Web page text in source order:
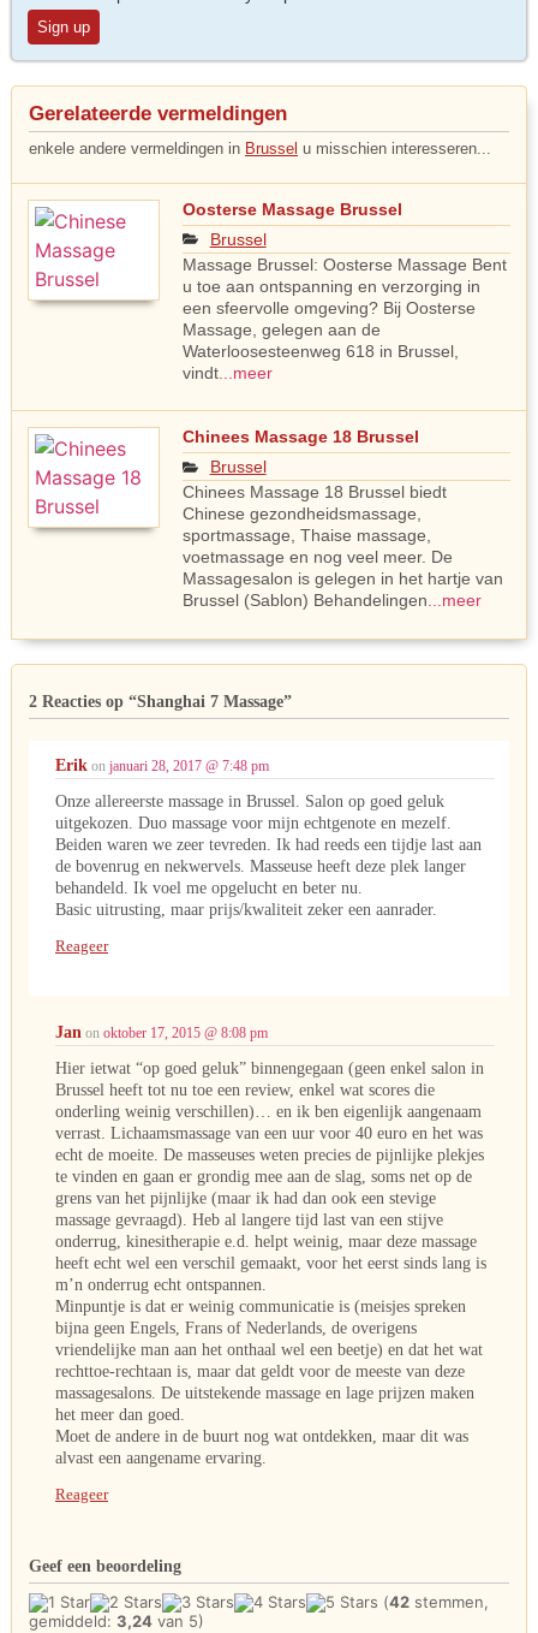
Sign up
Gerelateerde vermeldingen
enkele andere vermeldingen in Brussel u misschien interesseren...
Oosterse Massage Brussel
Brussel
Massage Brussel: Oosterse Massage Bent
u toe aan ontspanning en verzorging in
een sfeervolle omgeving? Bij Oosterse
Massage, gelegen aan de
Waterloosesteenweg 618 in Brussel,
vindt...meer
Chinees Massage 18 Brussel
Brussel
Chinees Massage 18 Brussel biedt
Chinese gezondheidsmassage,
sportmassage, Thaise massage,
voetmassage en nog veel meer. De
Massagesalon is gelegen in het hartje van
Brussel (Sablon) Behandelingen ...meer
2 Reacties op “Shanghai 7 Massage”
Erik on januari 28, 2017 @ 7:48 pm
Onze allereerste massage in Brussel. Salon op goed geluk
uitgekozen. Duo massage voor mijn echtgenote en mezelf.
Beiden waren we zeer tevreden. Ik had reeds een tijdje last aan
de bovenrug en nekwervels. Masseuse heeft deze plek langer
behandeld. Ik voel me opgelucht en beter nu.
Basic uitrusting, maar prijs/kwaliteit zeker een aanrader.
Reageer
Jan on oktober 17, 2015 @ 8:08 pm
Hier ietwat “op goed geluk” binnengegaan (geen enkel salon in
Brussel heeft tot nu toe een review, enkel wat scores die
onderling weinig verschillen)… en ik ben eigenlijk aangenaam
verrast. Lichaamsmassage van een uur voor 40 euro en het was
echt de moeite. De masseuses weten precies de pijnlijke plekjes
te vinden en gaan er grondig mee aan de slag, soms net op de
grens van het pijnlijke (maar ik had dan ook een stevige
massage gevraagd). Heb al langere tijd last van een stijve
onderrug, kinesitherapie e.d. helpt weinig, maar deze massage
heeft echt wel een verschil gemaakt, voor het eerst sinds lang is
m’n onderrug echt ontspannen.
Minpuntje is dat er weinig communicatie is (meisjes spreken
bijna geen Engels, Frans of Nederlands, de overigens
vriendelijke man aan het onthaal wel een beetje) en dat het wat
rechttoe-rechtaan is, maar dat geldt voor de meeste van deze
massagesalons. De uitstekende massage en lage prijzen maken
het meer dan goed.
Moet de andere in de buurt nog wat ontdekken, maar dit was
alvast een aangename ervaring.
Reageer
Geef een beoordeling
(42 stemmen,
gemiddeld: 3,24 van 5)